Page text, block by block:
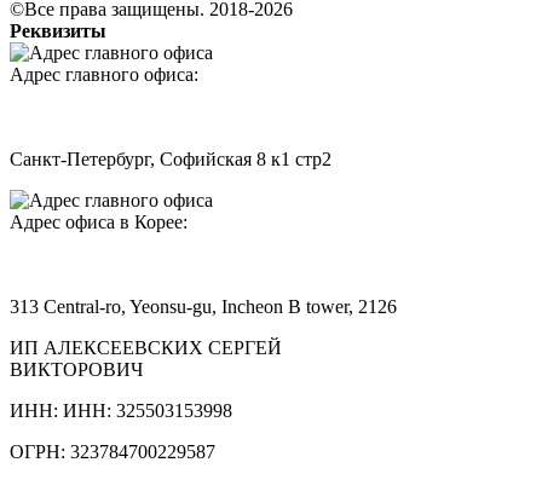
©Все права защищены. 2018-2026
Реквизиты
Адрес главного офиса:
Санкт-Петербург, Софийская 8 к1 стр2
Адрес офиса в Корее:
313 Central-ro, Yeonsu-gu, Incheon B tower, 2126
ИП АЛЕКСЕЕВСКИХ СЕРГЕЙ
ВИКТОРОВИЧ
ИНН: ИНН: 325503153998
ОГРН: 323784700229587